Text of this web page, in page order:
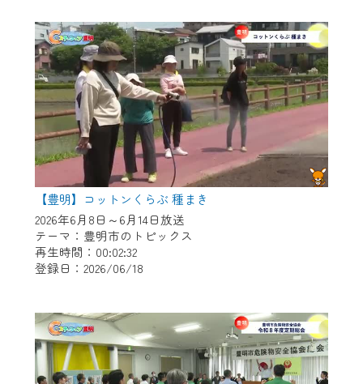
【豊明】コットンくらぶ 種まき
2026年6月8日～6月14日放送
テーマ：豊明市のトピックス
再生時間：00:02:32
登録日：2026/06/18
で設定できます。
（GmailやYahooなどのフリーメールアドレ
スでも作成可能です）
※マイページへのログイン・MyIDの新規登
録はこちらから
※CCNetアプリをご利用中の方は引き続き
ご視聴いただけます。
＜メンテナンス情報＞
CCNetWebTVのリニューアルにともないメ
ンテナンス作業を予定しています。
作業の間は、CCNetWebTVの画面が「メン
テナンス中」になり、ご利用いただけませ
ん。